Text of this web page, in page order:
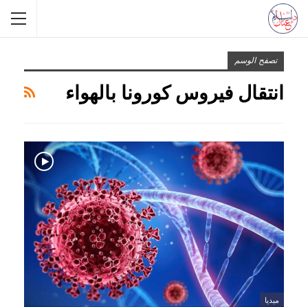
تصفح الوسم
انتقال فيروس كورونا بالهواء
ميديا